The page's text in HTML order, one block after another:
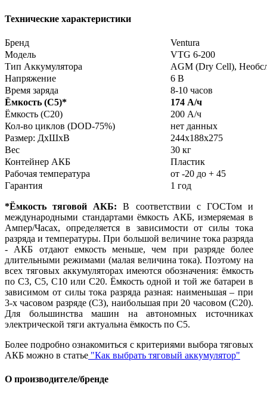
Технические характеристики
Бренд
Ventura
Модель
VTG 6-200
Тип Аккумулятора
AGM (Dry Cell),
Напряжение
6 В
Время заряда
8-10 часов
Ёмкость (С5)*
174 А/ч
Ёмкость (С20)
200 А/ч
Кол-во циклов (DOD-75%)
нет данных
Размер: ДхШхВ
244x188x275
Вес
30 кг
Контейнер АКБ
Пластик
Рабочая температура
от -20 до + 45
Гарантия
1 год
*Ёмкость тяговой АКБ:В соответствии с ГОСТом и
международными стандартами ёмкость АКБ, измеряемая в
Ампер/Часах, определяется в зависимости от силы тока
разряда и температуры. При большой величине тока разряда
- АКБ отдают емкость меньше, чем при разряде более
длительными режимами (малая величина тока). Поэтому на
всех тяговых аккумуляторах имеются обозначения: ёмкость
по С3, С5, С10 или С20. Ёмкость одной и той же батареи в
зависимом от силы тока разряда разная: наименьшая – при
3-х часовом разряде (С3), наибольшая при 20 часовом (С20).
Для большинства машин на автономных источниках
электрической тяги актуальна ёмкость по С5.
Более подробно ознакомиться с критериями выбора тяговых
АКБ можно в статье "Как выбрать тяговый аккумулятор"
О производителе/бренде